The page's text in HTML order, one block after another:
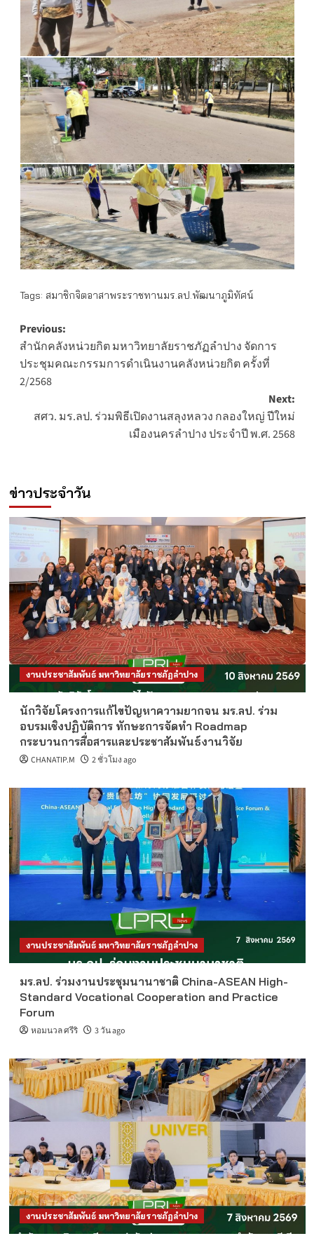
Tags: สมาชิกจิตอาสาพระราชทานมร.ลป.พัฒนาภูมิทัศน์
Post
navigation
Previous:
สำนักคลังหน่วยกิต มหาวิทยาลัยราชภัฏลำปาง จัดการ
ประชุมคณะกรรมการดำเนินงานคลังหน่วยกิต ครั้งที่
2/2568
Next:
สศว. มร.ลป. ร่วมพิธีเปิดงานสลุงหลวง กลองใหญ่ ปีใหม่
เมืองนครลำปาง ประจำปี พ.ศ. 2568
ข่าวประจำวัน
งานประชาสัมพันธ์ มหาวิทยาลัยราชภัฏลำปาง
นักวิจัยโครงการแก้ไขปัญหาความยากจน มร.ลป. ร่วม
อบรมเชิงปฏิบัติการ ทักษะการจัดทำ Roadmap
กระบวนการสื่อสารและประชาสัมพันธ์งานวิจัย
CHANATIP.M 2 ชั่วโมง ago
งานประชาสัมพันธ์ มหาวิทยาลัยราชภัฏลำปาง
มร.ลป. ร่วมงานประชุมนานาชาติ China-ASEAN High-
Standard Vocational Cooperation and Practice
Forum
หอมนวล ศรีริ 3 วัน ago
งานประชาสัมพันธ์ มหาวิทยาลัยราชภัฏลำปาง